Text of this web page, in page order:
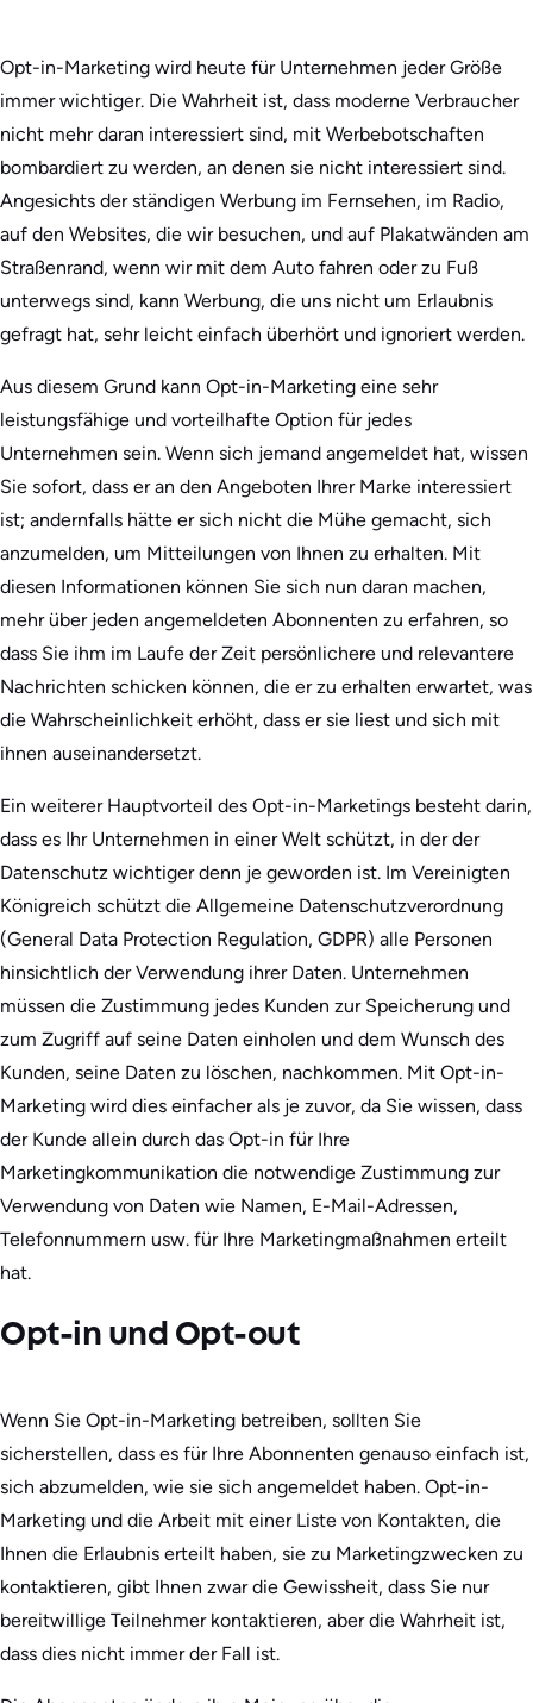
Opt-in-Marketing wird heute für Unternehmen jeder Größe
immer wichtiger. Die Wahrheit ist, dass moderne Verbraucher
nicht mehr daran interessiert sind, mit Werbebotschaften
bombardiert zu werden, an denen sie nicht interessiert sind.
Angesichts der ständigen Werbung im Fernsehen, im Radio,
auf den Websites, die wir besuchen, und auf Plakatwänden am
Straßenrand, wenn wir mit dem Auto fahren oder zu Fuß
unterwegs sind, kann Werbung, die uns nicht um Erlaubnis
gefragt hat, sehr leicht einfach überhört und ignoriert werden.
Aus diesem Grund kann Opt-in-Marketing eine sehr
leistungsfähige und vorteilhafte Option für jedes
Unternehmen sein. Wenn sich jemand angemeldet hat, wissen
Sie sofort, dass er an den Angeboten Ihrer Marke interessiert
ist; andernfalls hätte er sich nicht die Mühe gemacht, sich
anzumelden, um Mitteilungen von Ihnen zu erhalten. Mit
diesen Informationen können Sie sich nun daran machen,
mehr über jeden angemeldeten Abonnenten zu erfahren, so
dass Sie ihm im Laufe der Zeit persönlichere und relevantere
Nachrichten schicken können, die er zu erhalten erwartet, was
die Wahrscheinlichkeit erhöht, dass er sie liest und sich mit
ihnen auseinandersetzt.
Ein weiterer Hauptvorteil des Opt-in-Marketings besteht darin,
dass es Ihr Unternehmen in einer Welt schützt, in der der
Datenschutz wichtiger denn je geworden ist. Im Vereinigten
Königreich schützt die Allgemeine Datenschutzverordnung
(General Data Protection Regulation, GDPR) alle Personen
hinsichtlich der Verwendung ihrer Daten. Unternehmen
müssen die Zustimmung jedes Kunden zur Speicherung und
zum Zugriff auf seine Daten einholen und dem Wunsch des
Kunden, seine Daten zu löschen, nachkommen. Mit Opt-in-
Marketing wird dies einfacher als je zuvor, da Sie wissen, dass
der Kunde allein durch das Opt-in für Ihre
Marketingkommunikation die notwendige Zustimmung zur
Verwendung von Daten wie Namen, E-Mail-Adressen,
Telefonnummern usw. für Ihre Marketingmaßnahmen erteilt
hat.
Opt-in und Opt-out
Wenn Sie Opt-in-Marketing betreiben, sollten Sie
sicherstellen, dass es für Ihre Abonnenten genauso einfach ist,
sich abzumelden, wie sie sich angemeldet haben. Opt-in-
Marketing und die Arbeit mit einer Liste von Kontakten, die
Ihnen die Erlaubnis erteilt haben, sie zu Marketingzwecken zu
kontaktieren, gibt Ihnen zwar die Gewissheit, dass Sie nur
bereitwillige Teilnehmer kontaktieren, aber die Wahrheit ist,
dass dies nicht immer der Fall ist.